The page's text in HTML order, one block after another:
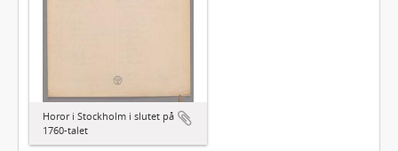
Horor i Stockholm i slutet på
1760-talet